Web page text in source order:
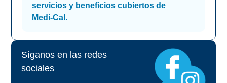
servicios y beneficios cubiertos de
Medi-Cal.
Síganos en las redes
sociales